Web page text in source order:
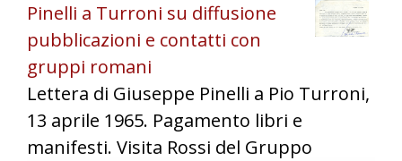
Pinelli a Turroni su diffusione
pubblicazioni e contatti con
gruppi romani
Lettera di Giuseppe Pinelli a Pio Turroni,
13 aprile 1965. Pagamento libri e
manifesti. Visita Rossi del Gruppo